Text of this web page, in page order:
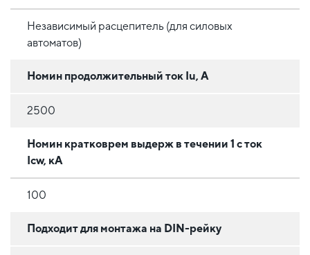
Независимый расцепитель (для силовых
автоматов)
Номин продолжительный ток Iu, А
2500
Номин кратковрем выдерж в течении 1 с ток
Icw, кА
100
Подходит для монтажа на DIN-рейку